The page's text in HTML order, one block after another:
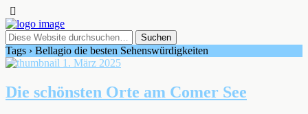
Tags › Bellagio die besten Sehenswürdigkeiten
1. März 2025
Die schönsten Orte am Comer See